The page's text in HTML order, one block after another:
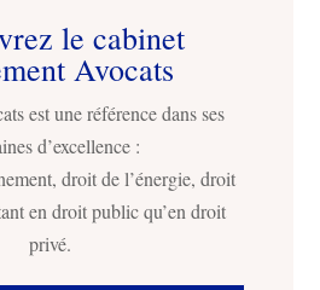
le cabinet
Avocats
est une référence dans ses
d’excellence :
droit de l’énergie, droit
en droit public qu’en droit
privé.